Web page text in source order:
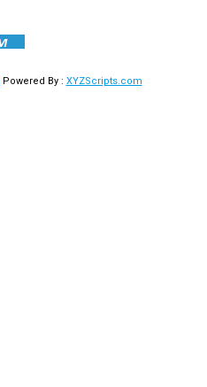
Powered By : XYZScripts.com